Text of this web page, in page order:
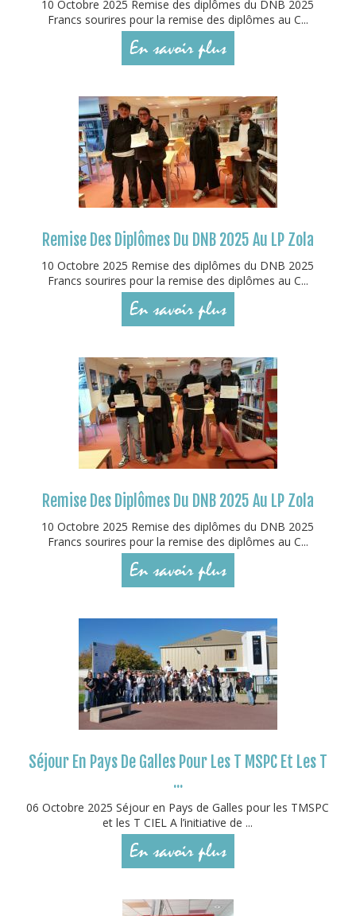
10 Octobre 2025 Remise des diplômes du DNB 2025
Francs sourires pour la remise des diplômes au C...
En savoir plus
Remise Des Diplômes Du DNB 2025 Au LP Zola
10 Octobre 2025 Remise des diplômes du DNB 2025
Francs sourires pour la remise des diplômes au C...
En savoir plus
Remise Des Diplômes Du DNB 2025 Au LP Zola
10 Octobre 2025 Remise des diplômes du DNB 2025
Francs sourires pour la remise des diplômes au C...
En savoir plus
Séjour En Pays De Galles Pour Les T MSPC Et Les T
...
06 Octobre 2025 Séjour en Pays de Galles pour les TMSPC
et les T CIEL A l’initiative de ...
En savoir plus